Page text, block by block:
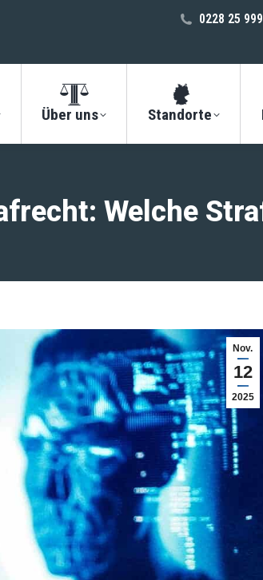
0228 25
Über uns Standorte
Welche
Nov.
12
2025